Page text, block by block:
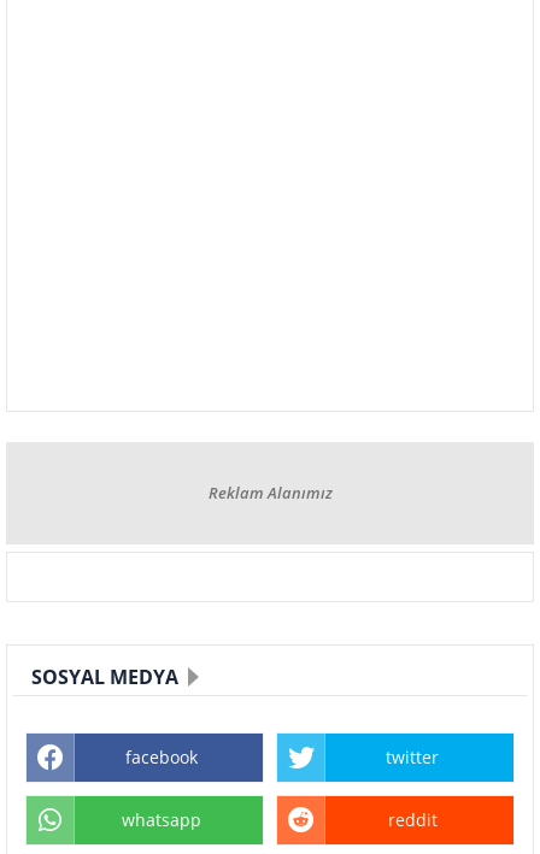
Reklam Alanımız
SOSYAL MEDYA
facebook twitter
whatsapp reddit